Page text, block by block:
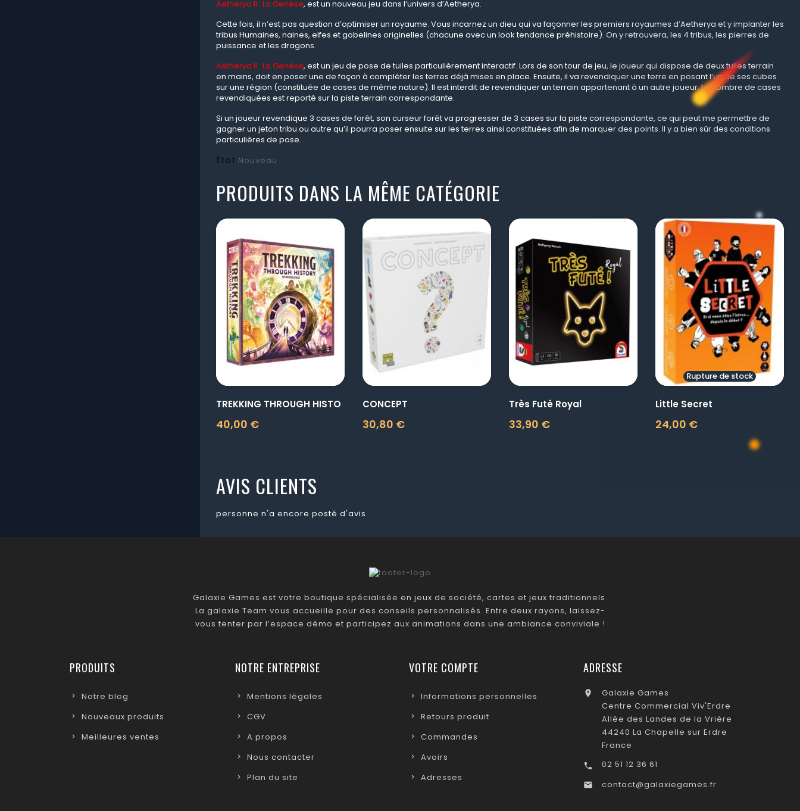
Aetherya II : La Genèse, est un nouveau jeu dans l’univers d’Aetherya.
Cette fois, il n’est pas question d’optimiser un royaume. Vous incarnez un dieu qui va façonner les premiers royaumes d’Aetherya et y implanter les
tribus Humaines, naines, elfes et gobelines originelles (chacune avec un look tendance préhistoire). On y retrouvera, les 4 tribus, les pierres de
puissance et les dragons.
Aetherya II : La Genèse, est un jeu de pose de tuiles particulièrement interactif. Lors de son tour de jeu, le joueur qui dispose de deux tuiles terrain
en mains, doit en poser une de façon à compléter les terres déjà mises en place. Ensuite, il va revendiquer une terre en posant l’un de ses cubes
sur une région (constituée de cases de même nature). Il est interdit de revendiquer un terrain appartenant à un autre joueur. Le nombre de cases
revendiquées est reporté sur la piste terrain correspondante.
Si un joueur revendique 3 cases de forêt, son curseur forêt va progresser de 3 cases sur la piste correspondante, ce qui peut me permettre de
gagner un jeton tribu ou autre qu’il pourra poser ensuite sur les terres ainsi constituées afin de marquer des points. Il y a bien sûr des conditions
particulières de pose.
État Nouveau
PRODUITS DANS LA MÊME CATÉGORIE
visibility
TREKKING THROUGH HISTORY
40,00 €
Prix
visibility
CONCEPT
30,80 €
Prix
visibility
Très Futé Royal
33,90 €
Prix
visibility
Rupture de stock
Little Secret
24,00 €
Prix
AVIS CLIENTS
personne n'a encore posté d'avis
Galaxie Games est votre boutique spécialisée en jeux de société, cartes et jeux traditionnels.
La galaxie Team vous accueille pour des conseils personnalisés. Entre deux rayons, laissez-
vous tenter par l’espace démo et participez aux animations dans une ambiance conviviale !
PRODUITS
Notre blog
Nouveaux produits
Meilleures ventes
NOTRE ENTREPRISE
Mentions légales
CGV
A propos
Nous contacter
Plan du site
VOTRE COMPTE
Informations personnelles
Retours produit
Commandes
Avoirs
Adresses
ADRESSE

Galaxie Games
Centre Commercial Viv'Erdre
Allée des Landes de la Vrière
44240 La Chapelle sur Erdre
France
 02 51 12 36 61
 contact@galaxiegames.fr